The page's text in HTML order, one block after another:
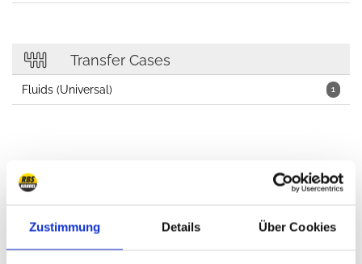
Zustimmung Details Über Cookies
Transfer Cases
1
Fluids (Universal)